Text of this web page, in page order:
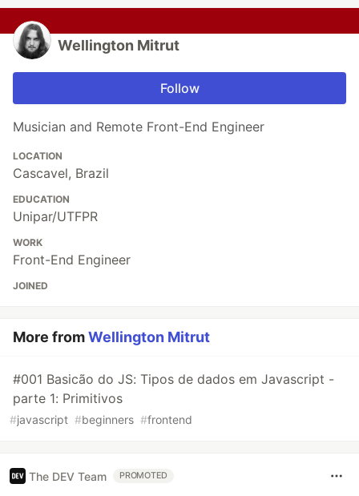
Wellington Mitrut
Follow
Musician and Remote Front-End Engineer
LOCATION
Cascavel, Brazil
EDUCATION
Unipar/UTFPR
WORK
Front-End Engineer
JOINED
More fromWellington Mitrut
#001 Basicão do JS: Tipos de dados em Javascript -
parte 1: Primitivos
#javascript #beginners #frontend
The DEV Team PROMOTED